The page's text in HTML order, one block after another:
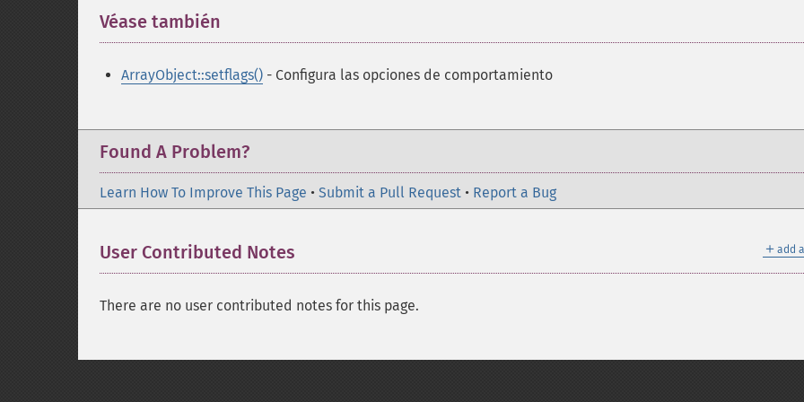
Véase también
ArrayObject::setflags() - Configura las opciones de comportamiento
Found A Problem?
Learn How To Improve This Page • Submit a Pull Request • Report a Bug
＋ add
User Contributed Notes
There are no user contributed notes for this page.